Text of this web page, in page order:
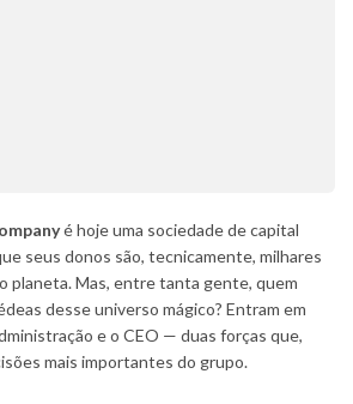
é hoje uma sociedade de capital
seus donos são, tecnicamente, milhares
planeta. Mas, entre tanta gente, quem
desse universo mágico? Entram em
e o CEO — duas forças que,
mais importantes do grupo.